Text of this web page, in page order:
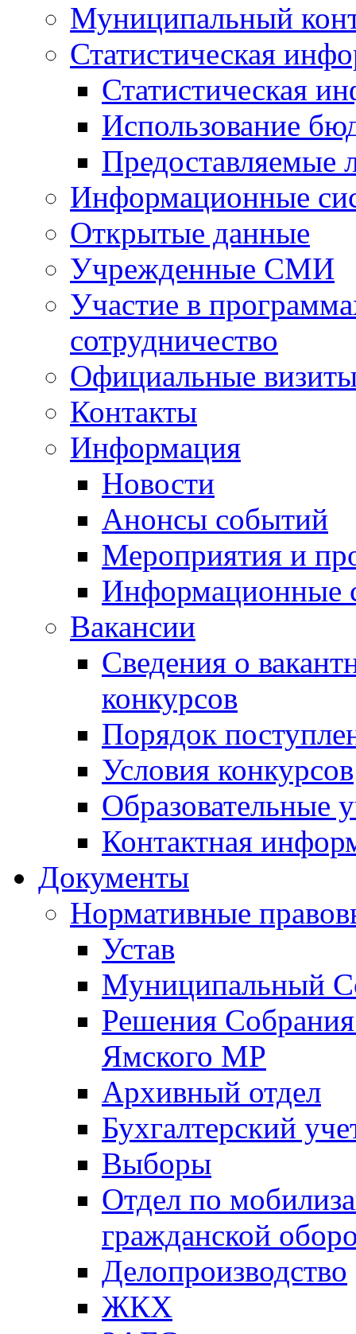
Муниципальный
Статистическая
Статистическая
Использование
Предоставляемые
Информационные
Открытые данные
Учрежденные СМИ
Участие в
сотрудничество
Официальные
Контакты
Информация
Новости
Анонсы событий
Мероприятия и
Информационные
Вакансии
Сведения о
конкурсов
Порядок
Условия конкурсов
Образовательные
Контактная
Документы
Нормативные
Устав
Муниципальный
Решения
Ямского МР
Архивный отдел
Бухгалтерский
Выборы
Отдел по
гражданской
Делопроизводство
ЖКХ